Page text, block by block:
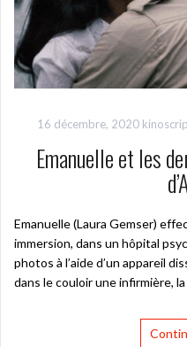
16 décembre, 2020
Emanuelle et les
Emanuelle (Laura Gemser)
immersion, dans un hôpital
photos à l’aide d’un appareil
dans le couloir une infirmière,